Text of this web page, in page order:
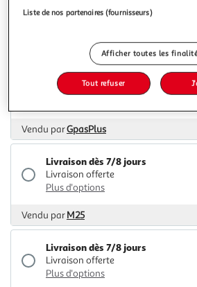
Plus d'options
Multishop
Livraison dès 6/7 jours
Livraison offerte
Vendu parGpasPlus
Livraison dès 7/8 jours
Livraison offerte
Plus d'options
Vendu parM25
Livraison dès 7/8 jours
Livraison offerte
Plus d'options
Liste de nos partenaires (fournisseurs)
Afficher toutes les
Tout refuser